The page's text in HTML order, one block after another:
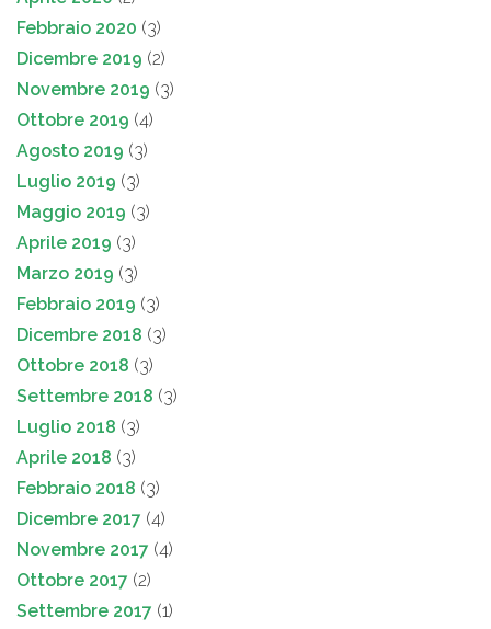
Febbraio 2020 (3)
Dicembre 2019 (2)
Novembre 2019 (3)
Ottobre 2019 (4)
Agosto 2019 (3)
Luglio 2019 (3)
Maggio 2019 (3)
Aprile 2019 (3)
Marzo 2019 (3)
Febbraio 2019 (3)
Dicembre 2018 (3)
Ottobre 2018 (3)
Settembre 2018 (3)
Luglio 2018 (3)
Aprile 2018 (3)
Febbraio 2018 (3)
Dicembre 2017 (4)
Novembre 2017 (4)
Ottobre 2017 (2)
Settembre 2017 (1)